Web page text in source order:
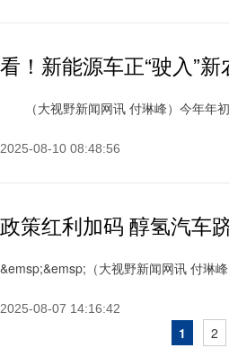
看！新能源车正“驶入”新
（大视野新闻网讯 付琳峰）今年年
2025-08-10 08:48:56
政策红利加码 醇氢汽车
&emsp;&emsp;（大视野新闻网讯 付琳
2025-08-07 14:16:42
1 2